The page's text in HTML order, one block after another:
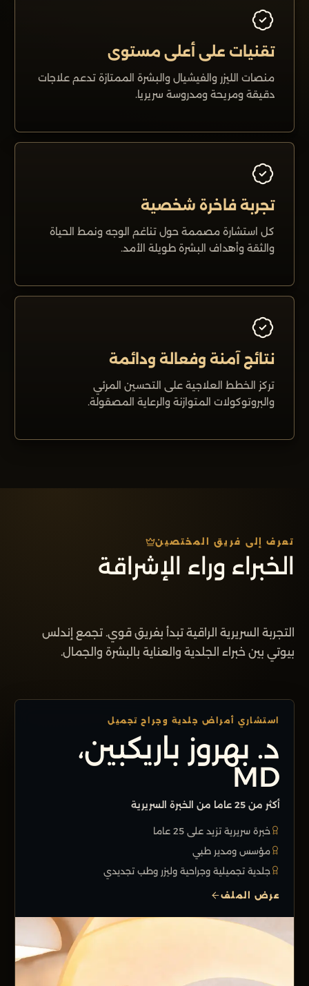
تقنيات على أعلى مستوى
منصات الليزر والفیشیال والبشرة الممتازة تدعم علاجات
دقيقة ومريحة ومدروسة سريريا.
تجربة فاخرة شخصية
كل استشارة مصممة حول تناغم الوجه ونمط الحياة
والثقة وأهداف البشرة طويلة الأمد.
نتائج آمنة وفعالة ودائمة
تركز الخطط العلاجية على التحسين المرئي
والبروتوكولات المتوازنة والرعاية المصقولة.
تعرف إلى فريق المختصين
الخبراء وراء الإشراقة
التجربة السريرية الراقية تبدأ بفريق قوي. تجمع إندلس
بيوتي بين خبراء الجلدية والعناية بالبشرة والجمال.
استشاري أمراض جلدية وجراح تجميل
د. بهروز باريكبين،
MD
أكثر من 25 عاما من الخبرة السريرية
خبرة سريرية تزيد على 25 عاما
مؤسس ومدير طبي
جلدية تجميلية وجراحية وليزر وطب تجديدي
عرض الملف